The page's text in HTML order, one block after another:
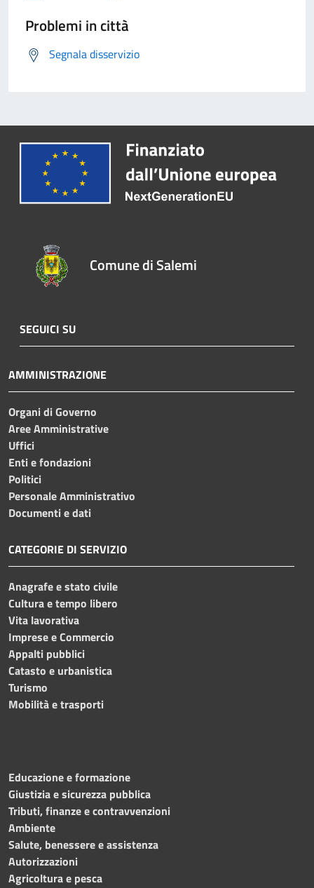
Problemi in città
Segnala disservizio
Comune di Salemi
SEGUICI SU
AMMINISTRAZIONE
Organi di Governo
Aree Amministrative
Uffici
Enti e fondazioni
Politici
Personale Amministrativo
Documenti e dati
CATEGORIE DI SERVIZIO
Anagrafe e stato civile
Cultura e tempo libero
Vita lavorativa
Imprese e Commercio
Appalti pubblici
Catasto e urbanistica
Turismo
Mobilità e trasporti
Educazione e formazione
Giustizia e sicurezza pubblica
Tributi, finanze e contravvenzioni
Ambiente
Salute, benessere e assistenza
Autorizzazioni
Agricoltura e pesca